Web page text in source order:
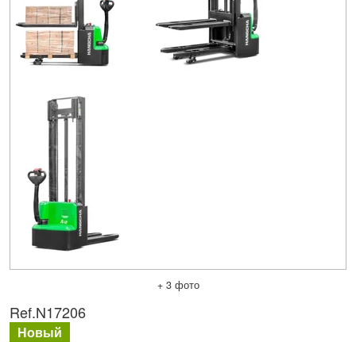
+ 3 фото
Ref.N17206
Новый